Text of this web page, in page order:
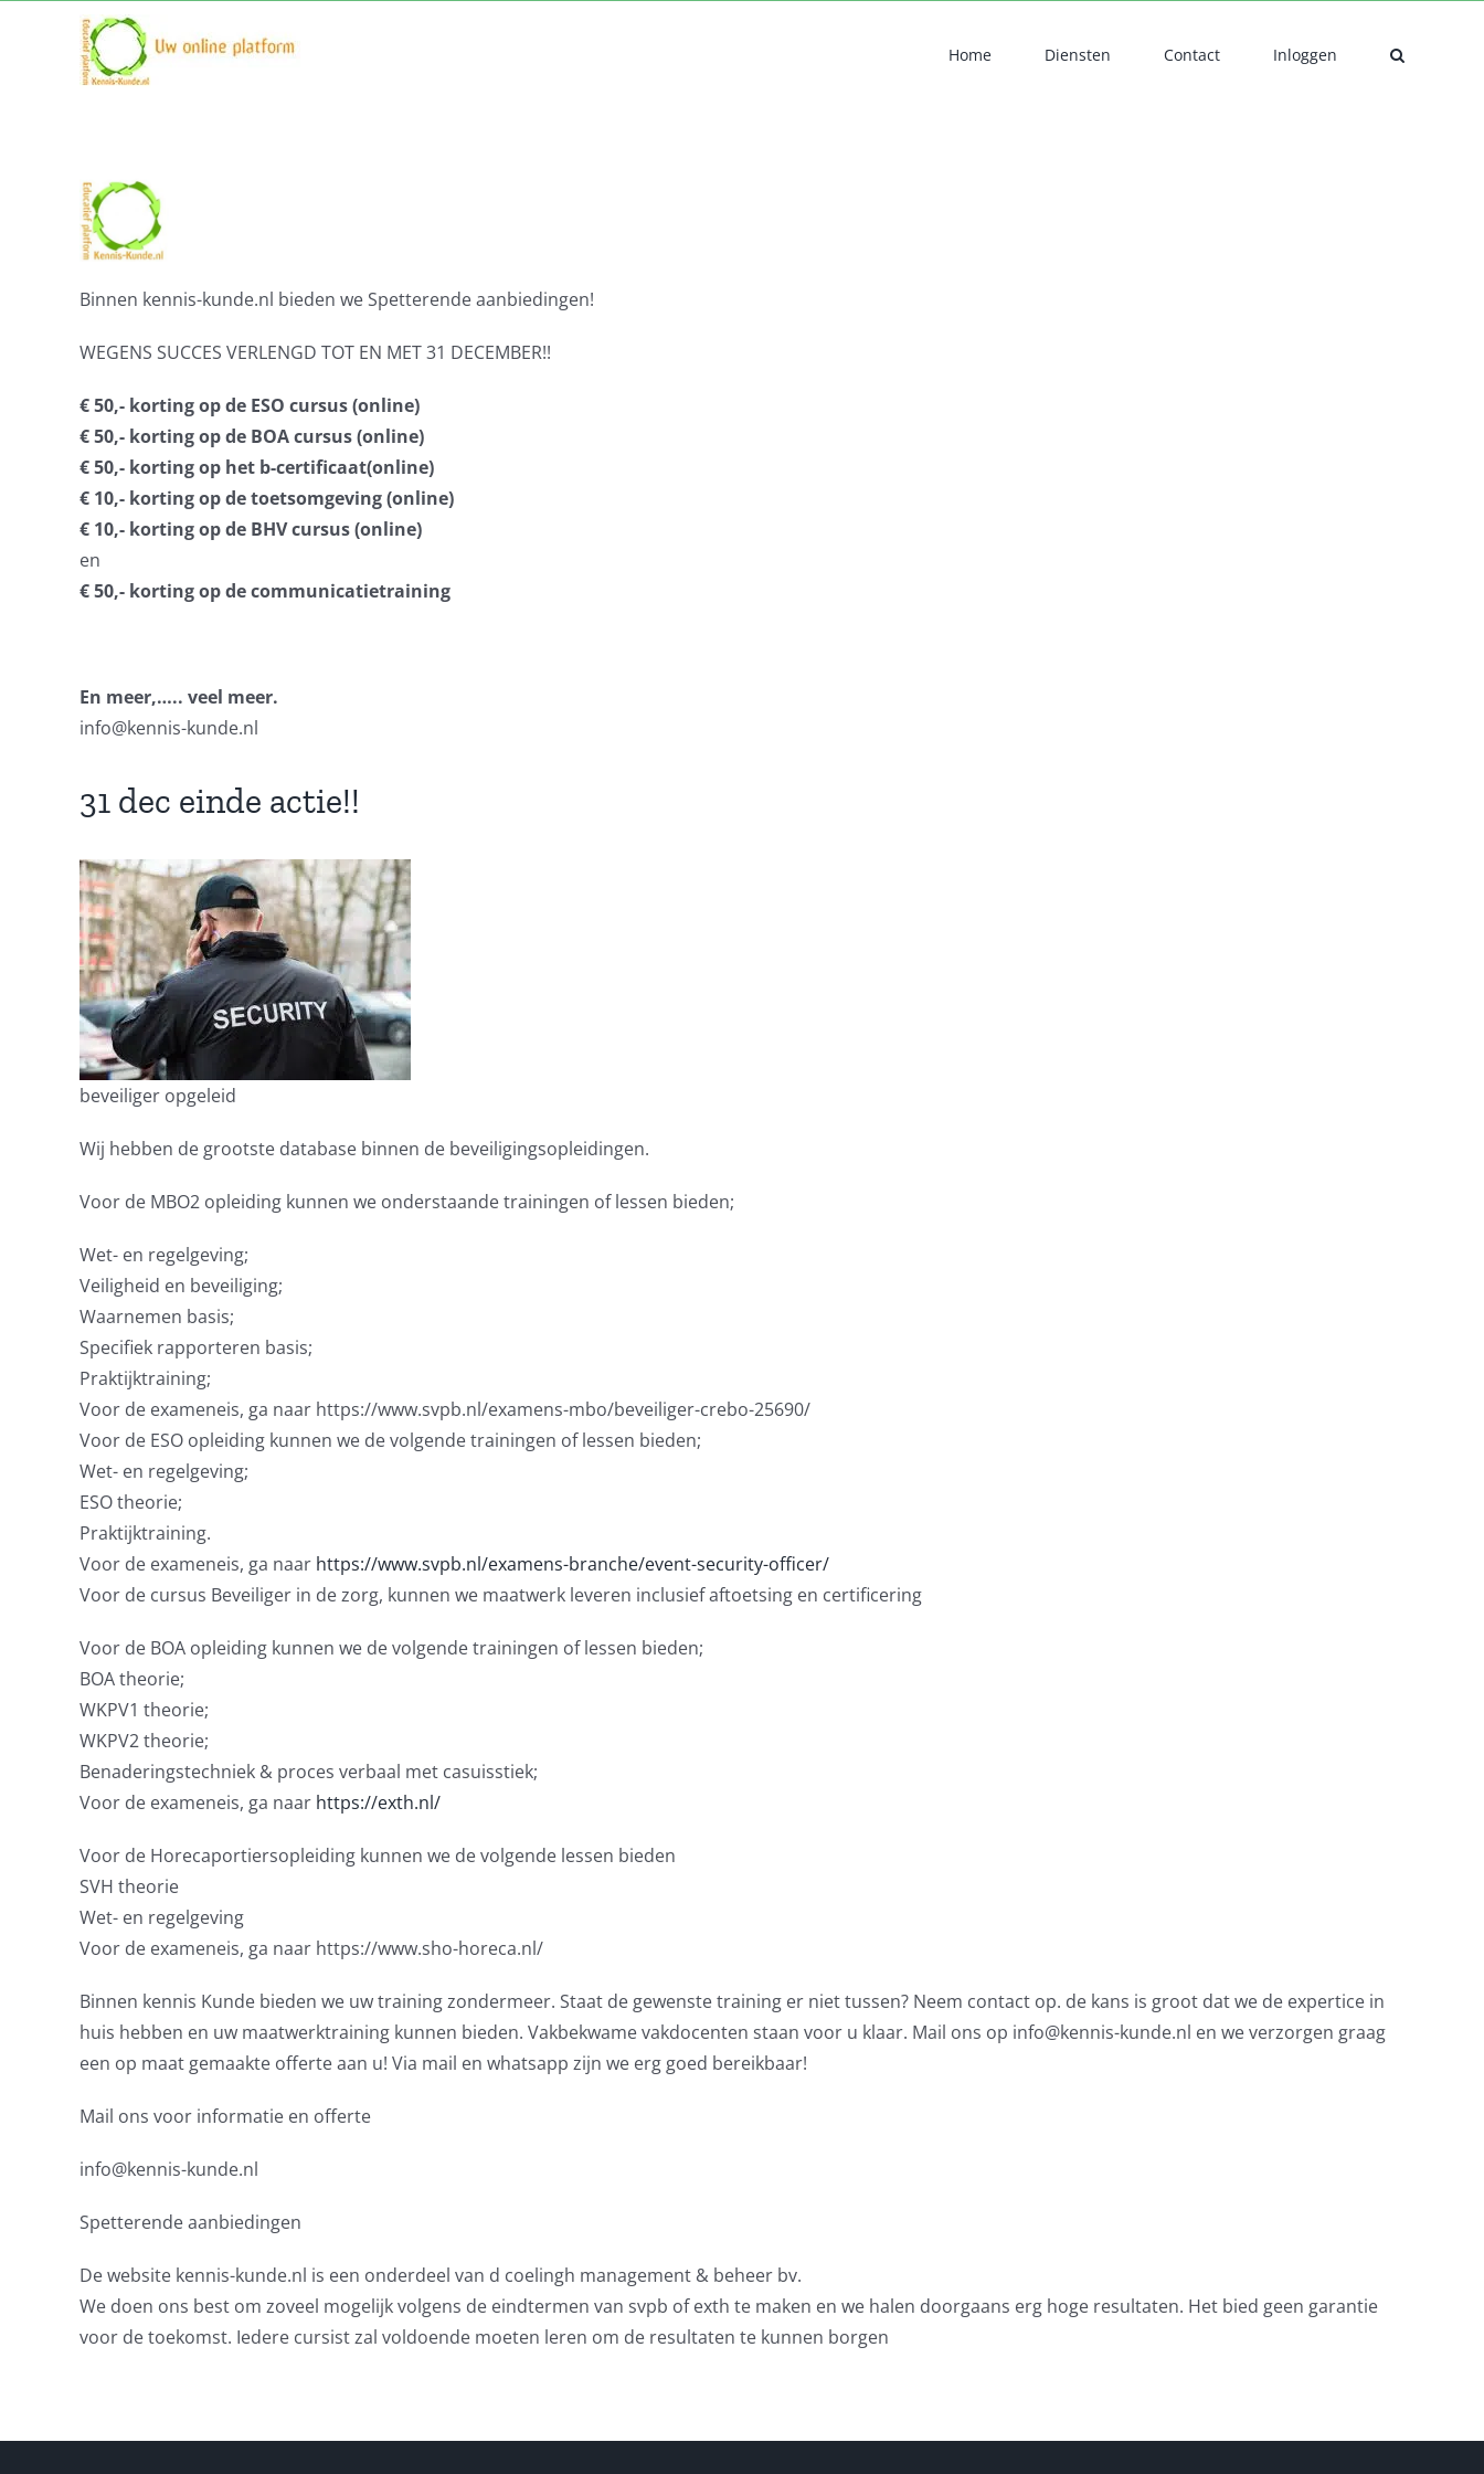
Home Diensten Contact Inloggen
Binnen kennis-kunde.nl bieden we Spetterende aanbiedingen!
WEGENS SUCCES VERLENGD TOT EN MET 31 DECEMBER!!
€ 50,- korting op de ESO cursus (online)
€ 50,- korting op de BOA cursus (online)
€ 50,- korting op het b-certificaat(online)
€ 10,- korting op de toetsomgeving (online)
€ 10,- korting op de BHV cursus (online)
en
€ 50,- korting op de communicatietraining
En meer,….. veel meer.
info@kennis-kunde.nl
31 dec einde actie!!
beveiliger opgeleid
Wij hebben de grootste database binnen de beveiligingsopleidingen.
Voor de MBO2 opleiding kunnen we onderstaande trainingen of lessen bieden;
Wet- en regelgeving;
Veiligheid en beveiliging;
Waarnemen basis;
Specifiek rapporteren basis;
Praktijktraining;
Voor de exameneis, ga naar https://www.svpb.nl/examens-mbo/beveiliger-crebo-25690/
Voor de ESO opleiding kunnen we de volgende trainingen of lessen bieden;
Wet- en regelgeving;
ESO theorie;
Praktijktraining.
Voor de exameneis, ga naar https://www.svpb.nl/examens-branche/event-security-officer/
Voor de cursus Beveiliger in de zorg, kunnen we maatwerk leveren inclusief aftoetsing en certificering
Voor de BOA opleiding kunnen we de volgende trainingen of lessen bieden;
BOA theorie;
WKPV1 theorie;
WKPV2 theorie;
Benaderingstechniek & proces verbaal met casuisstiek;
Voor de exameneis, ga naar https://exth.nl/
Voor de Horecaportiersopleiding kunnen we de volgende lessen bieden
SVH theorie
Wet- en regelgeving
Voor de exameneis, ga naar https://www.sho-horeca.nl/
Binnen kennis Kunde bieden we uw training zondermeer. Staat de gewenste training er niet tussen? Neem contact op. de kans is groot dat we de expertice in
huis hebben en uw maatwerktraining kunnen bieden. Vakbekwame vakdocenten staan voor u klaar. Mail ons op info@kennis-kunde.nl en we verzorgen graag
een op maat gemaakte offerte aan u! Via mail en whatsapp zijn we erg goed bereikbaar!
Mail ons voor informatie en offerte
info@kennis-kunde.nl
Spetterende aanbiedingen
De website kennis-kunde.nl is een onderdeel van d coelingh management & beheer bv.
We doen ons best om zoveel mogelijk volgens de eindtermen van svpb of exth te maken en we halen doorgaans erg hoge resultaten. Het bied geen garantie
voor de toekomst. Iedere cursist zal voldoende moeten leren om de resultaten te kunnen borgen